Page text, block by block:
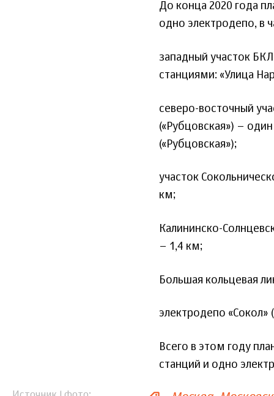
До конца 2020 года
одно электродепо, в
западный участок
станциями: «Улица
северо-восточный
(«Рубцовская») –
(«Рубцовская»);
участок
км;
Калининско-
– 1,4 км;
Большая кольцевая
электродепо «Сокол»
Всего в этом году
станций и одно